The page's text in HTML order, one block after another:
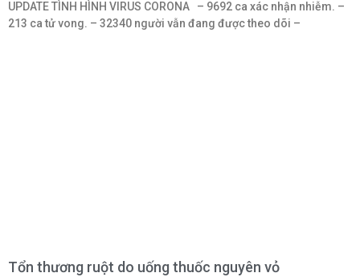
UPDATE TÌNH HÌNH VIRUS CORONA – 9692 ca xác nhận nhiễm. –
213 ca tử vong. – 32340 người vẫn đang được theo dõi –
Tổn thương ruột do uống thuốc nguyên vỏ